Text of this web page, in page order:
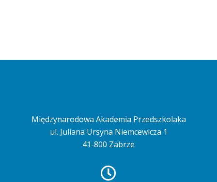
Międzynarodowa Akademia Przedszkolaka
ul. Juliana Ursyna Niemcewicza 1
41-800 Zabrze